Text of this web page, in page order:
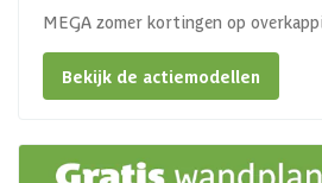
MEGA zomer kortingen op
Bekijk de actiemodellen